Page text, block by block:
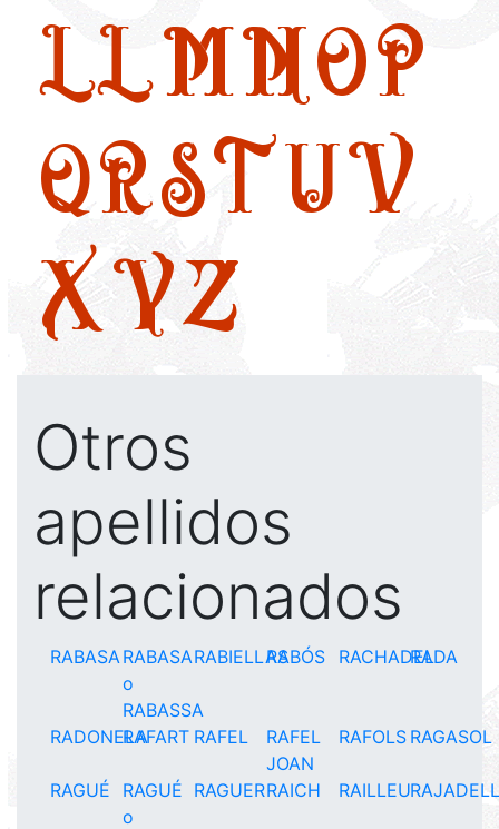
LLMNOP
QRSTUV
XYZ
Otros
apellidos
relacionados
RABASARABASA
o
RABASSA
RABIELLASRABÓS RACHADELRADA
RADONELARAFART RAFEL
RAFEL
JOAN
RAFOLS RAGASOL
RAGUÉ
RAGUÉ
o
RAGUERRAICH RAILLEU